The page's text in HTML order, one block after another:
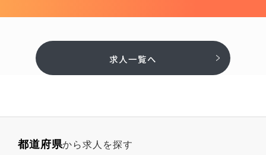
求人一覧へ
都道府県から求人を探す